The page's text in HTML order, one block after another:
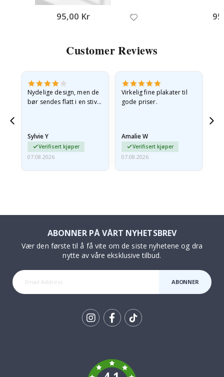
95,00 Kr
Customer Reviews
Nydelige design, men de
bør sendes flatt i en stiv
Sylvie Y
Verifisert kjøper
07.08.2026
Virkelig fine plakater til
gode priser.
Amalie W
Verifisert kjøper
07.08.2026
ABONNER PÅ VÅRT NYHETSBREV
Vær den første til å få vite om de siste nyhetene og dra
nytte av våre eksklusive tilbud.
ABONNER